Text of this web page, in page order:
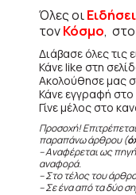
Όλες οι
τονΚόσμο, στο
Διάβασε όλες τις
Κάνε like στη
Ακολούθησε μας
Κάνε εγγραφή
Γίνε μέλος στο
Προσοχή!
παραπάνω άρθρου (
– Αναφέρεται ως
αναφορά.
– Στο τέλος του
– Σε ένα από τα δύο